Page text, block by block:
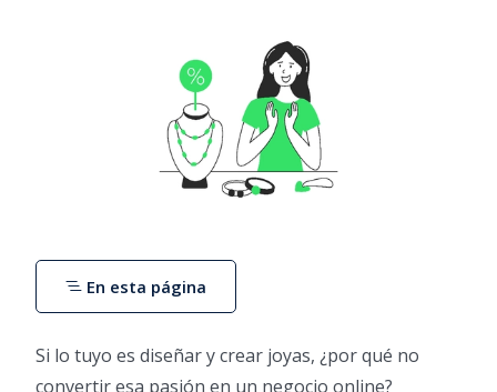
Si lo tuyo es diseñar y crear joyas, ¿por qué no
convertir esa pasión en un negocio online?
En esta página